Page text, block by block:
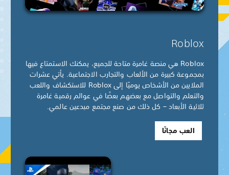
Roblox
Roblox هي منصة غامرة متاحة للجميع، يمكنك الاستمتاع فيها
بمجموعة كبيرة من الألعاب والتجارب الاجتماعية. يأتي عشرات
الملايين من الأشخاص يوميًا إلى Roblox للاستكشاف واللعب
والتعلم والتواصل مع بعضهم بعضًا في عوالم رقمية غامرة
ثلاثية الأبعاد – كل ذلك من صنع مجتمع مبدعين عالمي.
العب مجانًا